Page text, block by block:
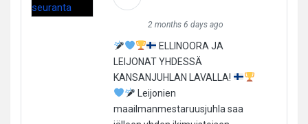
2 months 6 days ago
ELLINOORA JA
LEIJONAT YHDESSÄ
KANSANJUHLAN LAVALLA!
Leijonien
maailmanmestaruusjuhla saa